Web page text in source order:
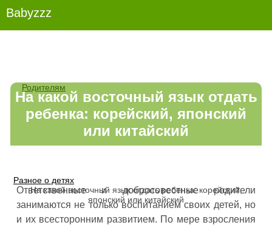
Babyzzz
Родителям
Разное о детях
На какой восточный язык отдать ребенка: корейский,
японский или китайский
На какой восточный язык отдать
ребенка: корейский, японский
или китайский
Ответственные и добросовестные родители
занимаются не только воспитанием своих детей, но
и их всесторонним развитием. По мере взросления